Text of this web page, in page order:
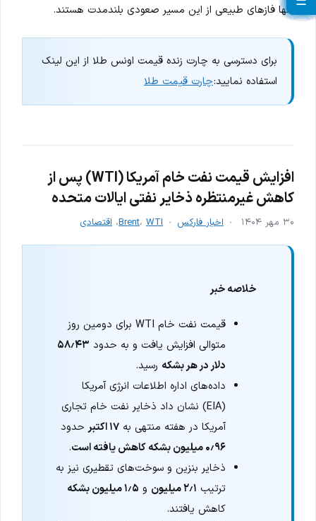
تنها فازهای طبیعی از این مسیر صعودی بلندمدت هستند.
برای دسترسی به چارت زنده قیمت اونس طلا از این لینک
استفاده نمایید:چارت قیمت طلا
افزایش قیمت نفت خام آمریکا (WTI) پس از
کاهش غیرمنتظره ذخایر نفتی ایالات متحده
۳۰ مهر ۱۴۰۴ اخبار فارکس Brent، WTI ، اقتصادی
خلاصه خبر
قیمت نفت خام WTI برای دومین روز
متوالی افزایش یافت و به حدود ۵۸٫۴۳
دلار در هر بشکه رسید.
داده‌های اداره اطلاعات انرژی آمریکا
(EIA) نشان داد ذخایر نفت خام تجاری
آمریکا در هفته منتهی به۱۷ اکتبر
حدود
۰٫۹۶ میلیون بشکه کاهش یافته است
.
ذخایر بنزین و سوخت‌های تقطیری نیز به
ترتیب ۲٫۱ میلیون و ۱٫۵ میلیون بشکه
کاهش یافتند.